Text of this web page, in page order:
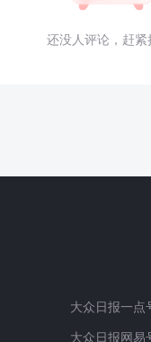
还没人评论，赶紧
大众日报一点
大众日报网易